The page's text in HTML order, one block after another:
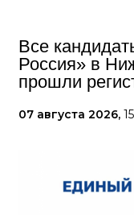
Все
Россия» в
прошли
07 августа 2026,